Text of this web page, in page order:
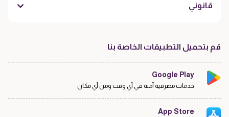
قانوني
قم بتحميل التطبيقات الخاصة بنا
Google Play
خدمات مصرفية آمنة في أي وقت ومن أي مكان
App Store